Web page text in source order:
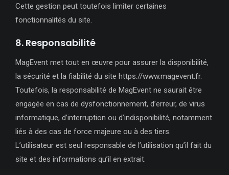
Cette gestion peut toutefois limiter certaines
fonctionnalités du site.
8. Responsabilité
MagEvent met tout en œuvre pour assurer la disponibilité,
la sécurité et la fiabilité du site https://www.magevent.fr.
Toutefois, la responsabilité de MagEvent ne saurait être
engagée en cas de dysfonctionnement, d’erreur, de virus
informatique, d’interruption ou d’indisponibilité, notamment
liés à des cas de force majeure ou à des tiers.
L’utilisateur est seul responsable de l’utilisation qu’il fait du
site et des informations qu’il en extrait.